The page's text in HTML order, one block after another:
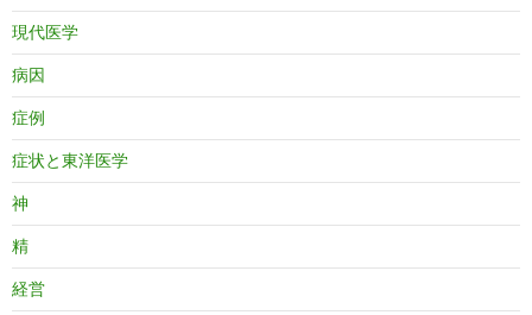
現代医学
病因
症例
症状と東洋医学
神
精
経営